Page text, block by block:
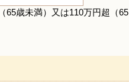
65歳未満）又は110万円超（65